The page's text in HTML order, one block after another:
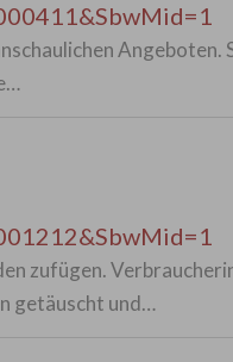
Angeboten.
zufügen.
getäuscht und…